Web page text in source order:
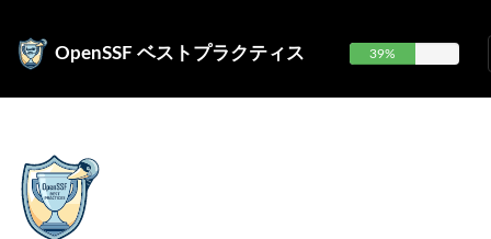
OpenSSF ベストプラクティス 39%